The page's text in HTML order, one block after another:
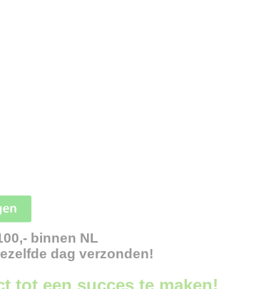
binnen NL
dag verzonden!
tot een succes te maken!